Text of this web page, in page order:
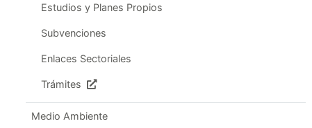
Estudios y Planes Propios
Subvenciones
Enlaces Sectoriales
Trámites
Medio Ambiente